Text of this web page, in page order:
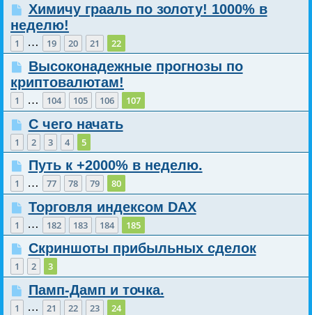
Химичу грааль по золоту! 1000% в
неделю!
1 … 19 20 21 22
Высоконадежные прогнозы по
криптовалютам!
1 … 104 105 106 107
С чего начать
1 2 3 4 5
Путь к +2000% в неделю.
1 … 77 78 79 80
Торговля индексом DAX
1 … 182 183 184 185
Скриншоты прибыльных сделок
1 2 3
Памп-Дамп и точка.
1 … 21 22 23 24